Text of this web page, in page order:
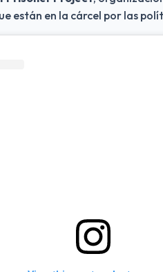
están en la cárcel por las